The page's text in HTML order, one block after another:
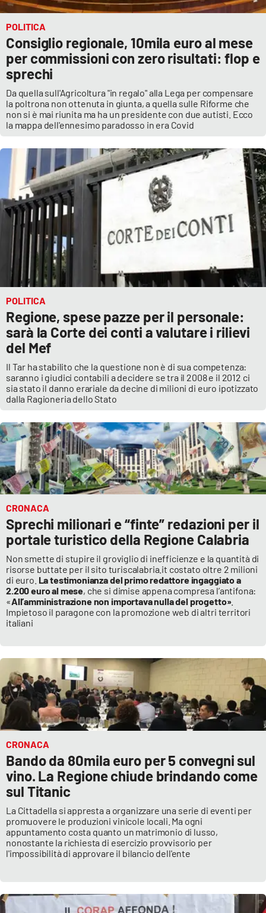
Lacplay.it
Lactv.it
Laconair.it
Lacitymag.it
Lacapitalenews.it
Ilreggino.it
Cosenzachannel.it
Ilvibonese.it
Catanzarochannel.it
APP
Android
Apple
POLITICA
Consiglio regionale, 10mila euro al mese
per commissioni con zero risultati: flop e
sprechi
Da quella sull'Agricoltura "in regalo" alla Lega per compensare
la poltrona non ottenuta in giunta, a quella sulle Riforme che
non si è mai riunita ma ha un presidente con due autisti. Ecco
la mappa dell'ennesimo paradosso in era Covid
POLITICA
Regione, spese pazze per il personale:
sarà la Corte dei conti a valutare i rilievi
del Mef
Il Tar ha stabilito che la questione non è di sua competenza:
saranno i giudici contabili a decidere se tra il 2008 e il 2012 ci
sia stato il danno erariale da decine di milioni di euro ipotizzato
dalla Ragioneria dello Stato
CRONACA
Sprechi milionari e “finte” redazioni per il
portale turistico della Regione Calabria
Non smette di stupire il groviglio di inefficienze e la quantità di
risorse buttate per il sito turiscalabria.it costato oltre 2 milioni
di euro. La testimonianza del primo redattore ingaggiato a
2.200 euro al mese, che si dimise appena compresa l’antifona:
«All’amministrazione non importava nulla del progetto».
Impietoso il paragone con la promozione web di altri territori
italiani
CRONACA
Bando da 80mila euro per 5 convegni sul
vino. La Regione chiude brindando come
sul Titanic
La Cittadella si appresta a organizzare una serie di eventi per
promuovere le produzioni vinicole locali. Ma ogni
appuntamento costa quanto un matrimonio di lusso,
nonostante la richiesta di esercizio provvisorio per
l'impossibilità di approvare il bilancio dell'ente